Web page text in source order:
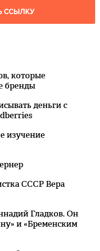
ССЫЛКУ
которые
бренды
деньги с
изучение
СССР Вера
Гладков. Он
и «Бременским